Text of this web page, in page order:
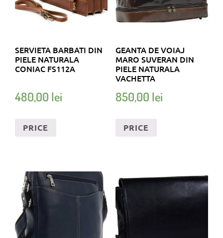
SERVIETA BARBATI DIN
PIELE NATURALA
CONIAC FS112A
480,00 lei
PRICE
GEANTA DE VOIAJ
MARO SUVERAN DIN
PIELE NATURALA
VACHETTA
850,00 lei
PRICE